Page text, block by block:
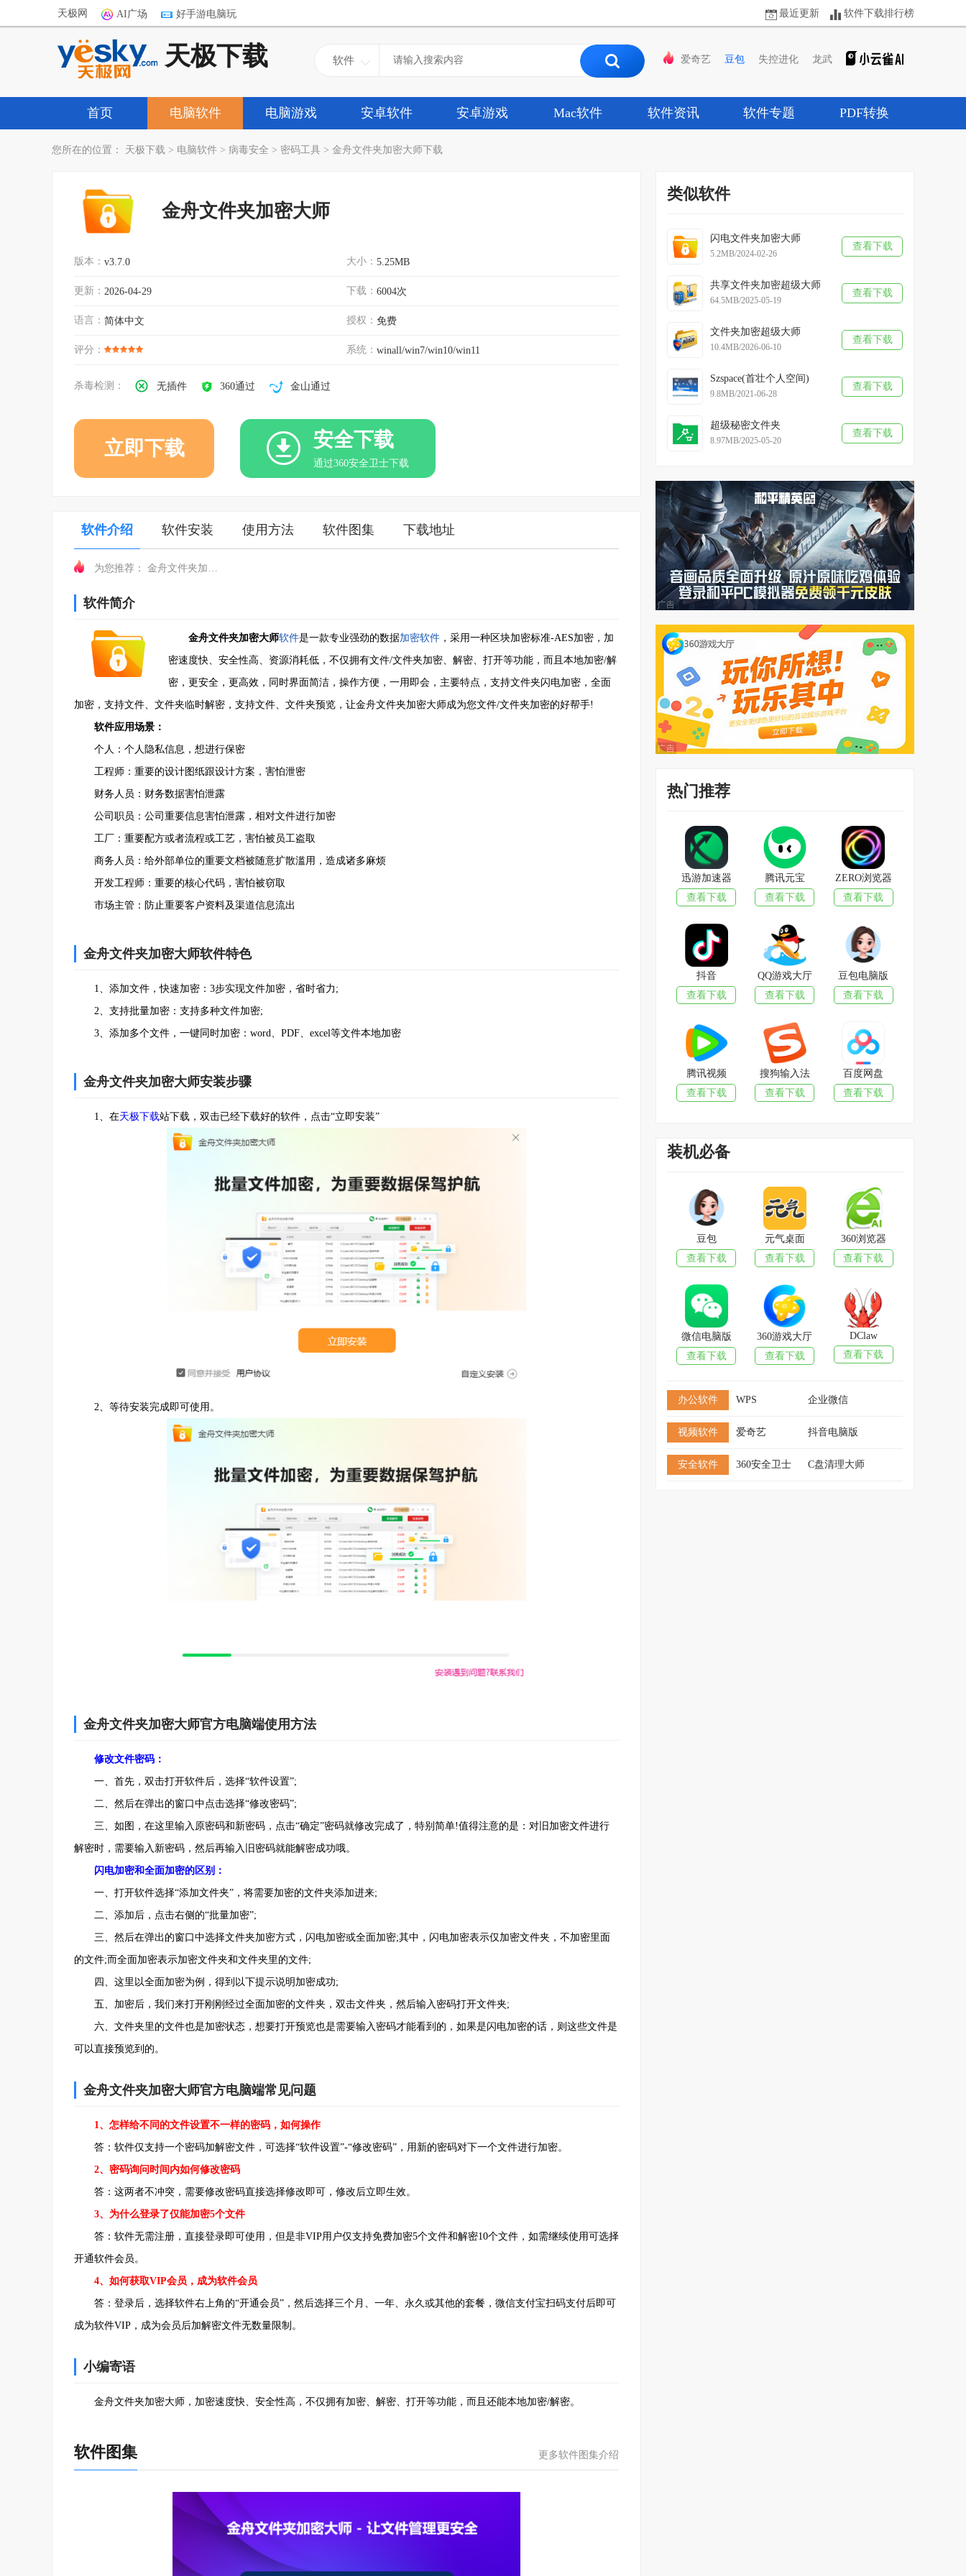
天极网 AI广场 好手游电脑玩 最近更新 软件下载排行榜
天极下载 软件 爱奇艺 豆包 失控进化 龙武
首页 电脑软件 电脑游戏 安卓软件 安卓游戏 Mac软件 软件资讯 软件专题 PDF转换
您所在的位置： 天极下载 > 电脑软件 > 病毒安全 > 密码工具 > 金舟文件夹加密大师下载
金舟文件夹加密大师
版本： v3.7.0 大小： 5.25MB
更新： 2026-04-29 下载： 6004次
语言： 简体中文 授权： 免费
评分： 系统： winall/win7/win10/win11
杀毒检测： 无插件 360通过 金山通过
立即下载 安全下载
通过360安全卫士下载
软件介绍 软件安装 使用方法 软件图集 下载地址
为您推荐：
软件简介
金舟文件夹加密大师软件是一款专业强劲的数据加密软件 ，采用一种区块加密标准-AES加密，加
密速度快、安全性高、资源消耗低，不仅拥有文件/文件夹加密、解密、打开等功能，而且本地加密/解
密，更安全，更高效，同时界面简洁，操作方便，一用即会，主要特点，支持文件夹闪电加密，全面
加密，支持文件、文件夹临时解密，支持文件、文件夹预览，让金舟文件夹加密大师成为您文件/文件夹加密的好帮手!
软件应用场景：
个人：个人隐私信息，想进行保密
工程师：重要的设计图纸跟设计方案，害怕泄密
财务人员：财务数据害怕泄露
公司职员：公司重要信息害怕泄露，相对文件进行加密
工厂：重要配方或者流程或工艺，害怕被员工盗取
商务人员：给外部单位的重要文档被随意扩散滥用，造成诸多麻烦
开发工程师：重要的核心代码，害怕被窃取
市场主管：防止重要客户资料及渠道信息流出
金舟文件夹加密大师软件特色
1、添加文件，快速加密：3步实现文件加密，省时省力;
2、支持批量加密：支持多种文件加密;
3、添加多个文件，一键同时加密：word、PDF、excel等文件本地加密
金舟文件夹加密大师安装步骤
1、在天极下载站下载，双击已经下载好的软件，点击“立即安装”
2、等待安装完成即可使用。
金舟文件夹加密大师官方电脑端使用方法
修改文件密码：
一、首先，双击打开软件后，选择“软件设置”;
二、然后在弹出的窗口中点击选择“修改密码”;
三、如图，在这里输入原密码和新密码，点击“确定”密码就修改完成了，特别简单!值得注意的是：对旧加密文件进行
解密时，需要输入新密码，然后再输入旧密码就能解密成功哦。
闪电加密和全面加密的区别：
一、打开软件选择“添加文件夹”，将需要加密的文件夹添加进来;
二、添加后，点击右侧的“批量加密”;
三、然后在弹出的窗口中选择文件夹加密方式，闪电加密或全面加密;其中，闪电加密表示仅加密文件夹，不加密里面
的文件;而全面加密表示加密文件夹和文件夹里的文件;
四、这里以全面加密为例，得到以下提示说明加密成功;
五、加密后，我们来打开刚刚经过全面加密的文件夹，双击文件夹，然后输入密码打开文件夹;
六、文件夹里的文件也是加密状态，想要打开预览也是需要输入密码才能看到的，如果是闪电加密的话，则这些文件是
可以直接预览到的。
金舟文件夹加密大师官方电脑端常见问题
1、怎样给不同的文件设置不一样的密码，如何操作
答：软件仅支持一个密码加解密文件，可选择“软件设置”-“修改密码”，用新的密码对下一个文件进行加密。
2、密码询问时间内如何修改密码
答：这两者不冲突，需要修改密码直接选择修改即可，修改后立即生效。
3、为什么登录了仅能加密5个文件
答：软件无需注册，直接登录即可使用，但是非VIP用户仅支持免费加密5个文件和解密10个文件，如需继续使用可选择
开通软件会员。
4、如何获取VIP会员，成为软件会员
答：登录后，选择软件右上角的“开通会员”，然后选择三个月、一年、永久或其他的套餐，微信支付宝扫码支付后即可
成为软件VIP，成为会员后加解密文件无数量限制。
小编寄语
金舟文件夹加密大师，加密速度快、安全性高，不仅拥有加密、解密、打开等功能，而且还能本地加密/解密。
软件图集 更多软件图集介绍
类似软件
闪电文件夹加密大师
5.2MB/2024-02-26
查看下载
共享文件夹加密超级大师
64.5MB/2025-05-19
查看下载
文件夹加密超级大师
10.4MB/2026-06-10
查看下载
Szspace(首壮个人空间)
9.8MB/2021-06-28
查看下载
超级秘密文件夹
8.97MB/2025-05-20
查看下载
热门推荐
迅游加速器
查看下载
腾讯元宝
查看下载
ZERO浏览器
查看下载
抖音
查看下载
QQ游戏大厅
查看下载
豆包电脑版
查看下载
腾讯视频
查看下载
搜狗输入法
查看下载
百度网盘
查看下载
装机必备
豆包
查看下载
元气桌面
查看下载
360浏览器
查看下载
微信电脑版
查看下载
360游戏大厅
查看下载
DClaw
查看下载
办公软件 WPS 企业微信
视频软件 爱奇艺 抖音电脑版
安全软件 360安全卫士 C盘清理大师